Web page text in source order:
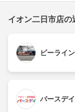
イオン二日市店の
ビーライ
バースデ